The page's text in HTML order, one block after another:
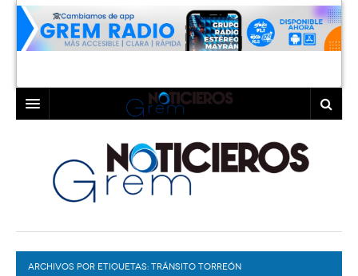
LAGUNA
TORREÓN
GÓMEZ PALACIO
LERDO
COAHUILA
DURANGO
DEPORTES
ARCHIVOS POR ETIQUETAS: TRÁNSITO TORREÓN